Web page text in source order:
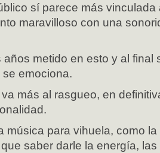
sí parece más vinculada
maravilloso con una
años metido en esto y al final
emociona.
más al rasgueo, en
música para vihuela, como
saber darle la energía,